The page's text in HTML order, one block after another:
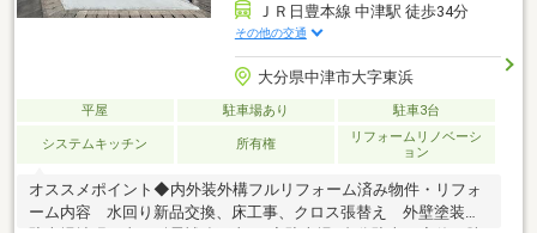
ＪＲ日豊本線 中津駅 徒歩34分
その他の交通
大分県中津市大字東浜
平屋 駐車場あり 駐車3台
システムキッチン 所有権
リフォームリノベーシ
ョン
オススメポイント◆内外装外構フルリフォーム済み物件・リフォ
ーム内容 水回り新品交換、床工事、クロス張替え 外壁塗装、